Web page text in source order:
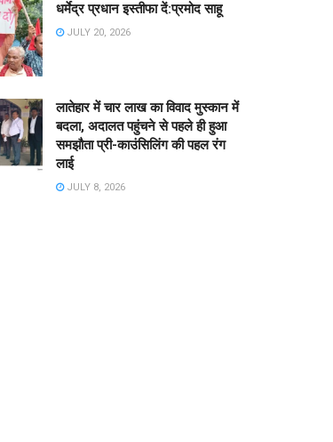
धर्मेद्र प्रधान इस्तीफा दें:प्रमोद साहू
JULY 20, 2026
लातेहार में चार लाख का विवाद मुस्कान में
बदला, अदालत पहुंचने से पहले ही हुआ
समझौता प्री-काउंसिलिंग की पहल रंग
लाई
JULY 8, 2026